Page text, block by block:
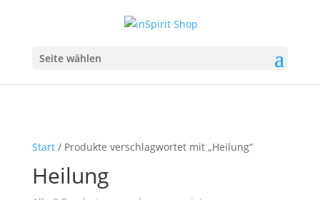
Seite wählen
Start/ Produkte verschlagwortet mit „Heilung“
Heilung